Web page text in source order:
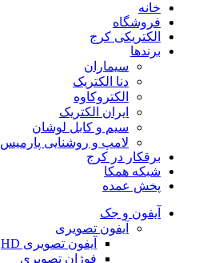
خانه
فروشگاه
الکتریکی کرج
برندها
سیماران
دنا الکتریک
الکتروکاوه
ایران الکتریک
سیم و کابل لوشان
لامپ و روشنایی پارمیس
برقکار در کرج
شبکه همکا
پخش عمده
آیفون و جک
آیفون تصویری
آیفون تصویری HD
فوژان تصویری